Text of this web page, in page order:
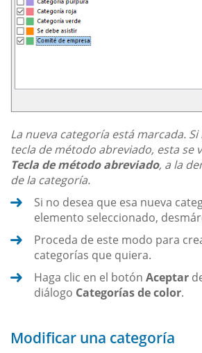
La nueva categoría está marcada.
tecla de método abreviado, esta se
Tecla de método abreviado, a la
de la categoría.
Si no desea que esa nueva
elemento seleccionado,
Proceda de este modo para
categorías que quiera.
Haga clic en el botón Aceptar
diálogo Categorías de color.
Modificar una categoría